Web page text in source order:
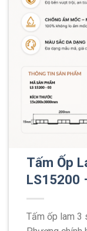
Tấm Ốp
LS15200
Tấm ốp lam 3